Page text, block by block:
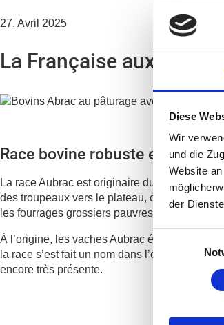
Diese
Wir
und die
Website
der
27. Avril 2025
La Française aux beaux
Race bovine robuste et pleine
La race Aubrac est originaire du haut
des troupeaux vers le plateau, où ceux-ci
les fourrages grossiers pauvres.
À l’origine, les vaches Aubrac étaient
la race s’est fait un nom dans l’élevage
encore très présente.